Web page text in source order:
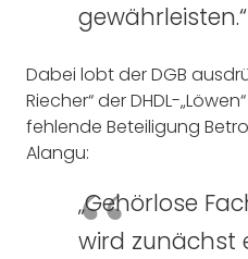
gewährleisten.“
Dabei lobt der DGB
Riecher“ der DHDL-
fehlende Beteiligung
Alangu:
„Gehörlose
wird zunächst